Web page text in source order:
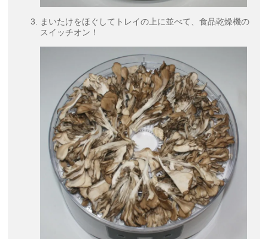
まいたけをほぐしてトレイの上に並べて、食品乾燥機の
スイッチオン！